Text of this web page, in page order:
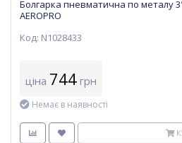
Болгарка пневматична по металу
AEROPRO
Код: N1028433
ціна 744 грн
Немає в наявності